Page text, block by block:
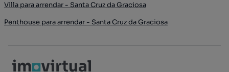
Villa para arrendar - Santa Cruz da Graciosa
Penthouse para arrendar - Santa Cruz da Graciosa